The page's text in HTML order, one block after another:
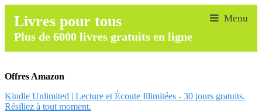
Livres pour tous
Plus de 6000 livres gratuits en ligne
Offres Amazon
Kindle Unlimited | Lecture et Écoute Illimitées - 30 jours gratuits.
Résiliez à tout moment.